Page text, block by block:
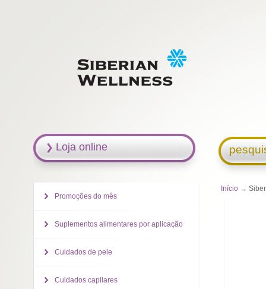
Início →
Loja online
Promoções do mês
Suplementos alimentares por aplicação
Cuidados de pele
Cuidados capilares